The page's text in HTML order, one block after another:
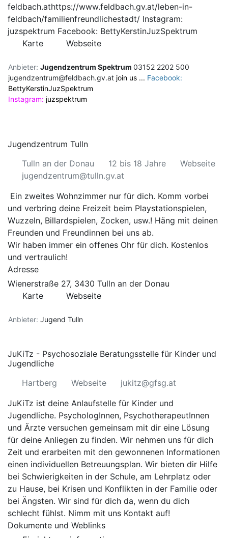
feldbach.athttps://www.feldbach.gv.at/leben-in-
feldbach/familienfreundlichestadt/ Instagram:
juzspektrum Facebook: BettyKerstinJuzSpektrum
Karte
Webseite
Anbieter: Jugendzentrum Spektrum 03152 2202 500
jugendzentrum@feldbach.gv.at join us ... Facebook:
BettyKerstinJuzSpektrum
Instagram: juzspektrum
Jugendzentrum Tulln
Tulln an der Donau
12 bis 18 Jahre
Webseite
jugendzentrum@tulln.gv.at
Ein zweites Wohnzimmer nur für dich. Komm vorbei
und verbring deine Freizeit beim Playstationspielen,
Wuzzeln, Billardspielen, Zocken, usw.! Häng mit deinen
Freunden und Freundinnen bei uns ab.
Wir haben immer ein offenes Ohr für dich. Kostenlos
und vertraulich!
Adresse
Wienerstraße 27, 3430 Tulln an der Donau
Karte
Webseite
Anbieter: Jugend Tulln
JuKiTz - Psychosoziale Beratungsstelle für Kinder und
Jugendliche
Hartberg
Webseite
jukitz@gfsg.at
JuKiTz ist deine Anlaufstelle für Kinder und
Jugendliche. PsychologInnen, PsychotherapeutInnen
und Ärzte versuchen gemeinsam mit dir eine Lösung
für deine Anliegen zu finden. Wir nehmen uns für dich
Zeit und erarbeiten mit den gewonnenen Informationen
einen individuellen Betreuungsplan. Wir bieten dir Hilfe
bei Schwierigkeiten in der Schule, am Lehrplatz oder
zu Hause, bei Krisen und Konflikten in der Familie oder
bei Ängsten. Wir sind für dich da, wenn du dich
schlecht fühlst. Nimm mit uns Kontakt auf!
Dokumente und Weblinks